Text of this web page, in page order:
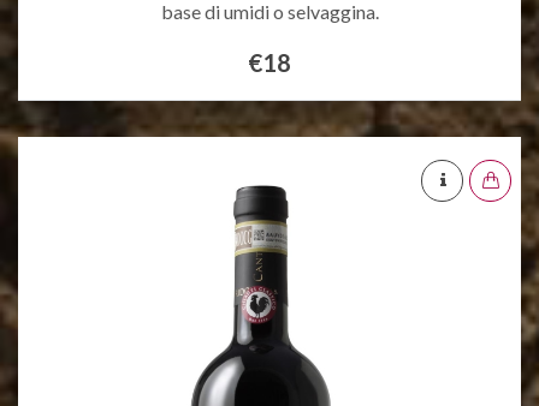
base di umidi o selvaggina.
€18